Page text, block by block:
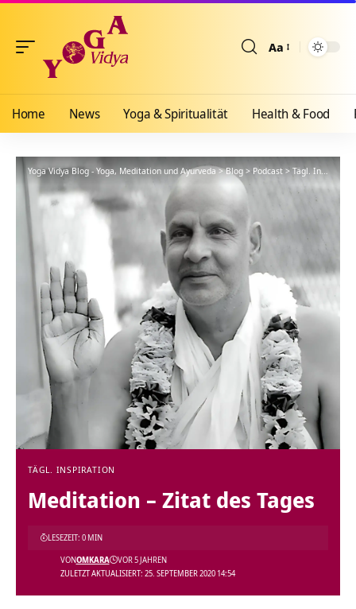
Aa
Home News Yoga & Spiritualität Health & Food
Yoga Vidya Blog - Yoga, Meditation und Ayurveda>Blog > Podcast> Tägl. Inspiration
TÄGL. INSPIRATION
Meditation – Zitat des Tages
ZULETZT AKTUALISIERT: 25. SEPTEMBER 2020 14:54
VONOMKARA VOR 5 JAHREN
LESEZEIT: 0 MIN